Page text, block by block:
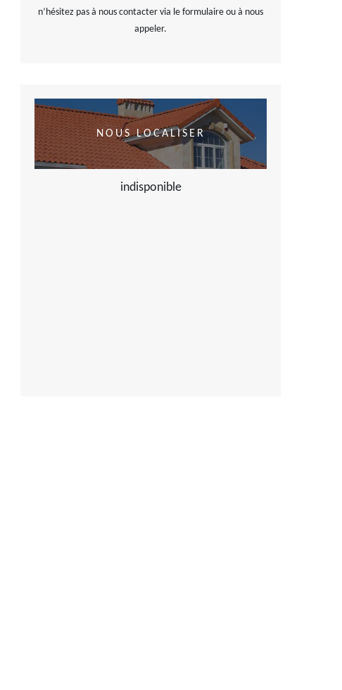
n’hésitez pas à nous contacter via le formulaire ou à nous
appeler.
NOUS LOCALISER
indisponible